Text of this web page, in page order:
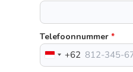
Telefoonnummer *
Indonesia
+62